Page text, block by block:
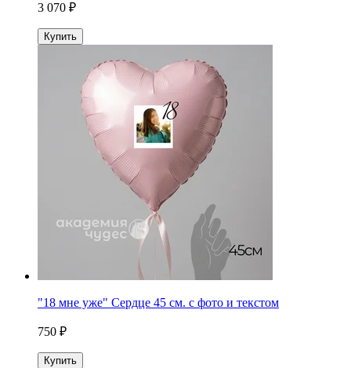
3 070 ₽
Купить
"18 мне уже" Сердце 45 см. с фото и текстом
750 ₽
Купить